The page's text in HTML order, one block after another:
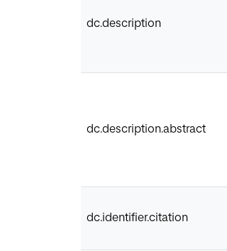
dc.description
dc.description.abstract
dc.identifier.citation